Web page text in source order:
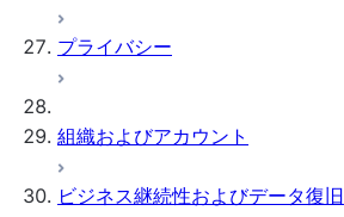
プライバシー
組織およびアカウント
ビジネス継続性およびデータ復旧